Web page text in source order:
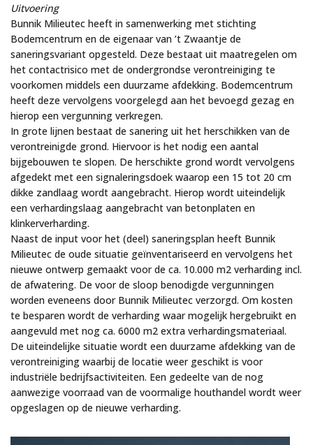
Uitvoering
Bunnik Milieutec heeft in samenwerking met stichting
Bodemcentrum en de eigenaar van ’t Zwaantje de
saneringsvariant opgesteld. Deze bestaat uit maatregelen om
het contactrisico met de ondergrondse verontreiniging te
voorkomen middels een duurzame afdekking. Bodemcentrum
heeft deze vervolgens voorgelegd aan het bevoegd gezag en
hierop een vergunning verkregen.
In grote lijnen bestaat de sanering uit het herschikken van de
verontreinigde grond. Hiervoor is het nodig een aantal
bijgebouwen te slopen. De herschikte grond wordt vervolgens
afgedekt met een signaleringsdoek waarop een 15 tot 20 cm
dikke zandlaag wordt aangebracht. Hierop wordt uiteindelijk
een verhardingslaag aangebracht van betonplaten en
klinkerverharding.
Naast de input voor het (deel) saneringsplan heeft Bunnik
Milieutec de oude situatie geïnventariseerd en vervolgens het
nieuwe ontwerp gemaakt voor de ca. 10.000 m2 verharding incl.
de afwatering. De voor de sloop benodigde vergunningen
worden eveneens door Bunnik Milieutec verzorgd. Om kosten
te besparen wordt de verharding waar mogelijk hergebruikt en
aangevuld met nog ca. 6000 m2 extra verhardingsmateriaal.
De uiteindelijke situatie wordt een duurzame afdekking van de
verontreiniging waarbij de locatie weer geschikt is voor
industriële bedrijfsactiviteiten. Een gedeelte van de nog
aanwezige voorraad van de voormalige houthandel wordt weer
opgeslagen op de nieuwe verharding.